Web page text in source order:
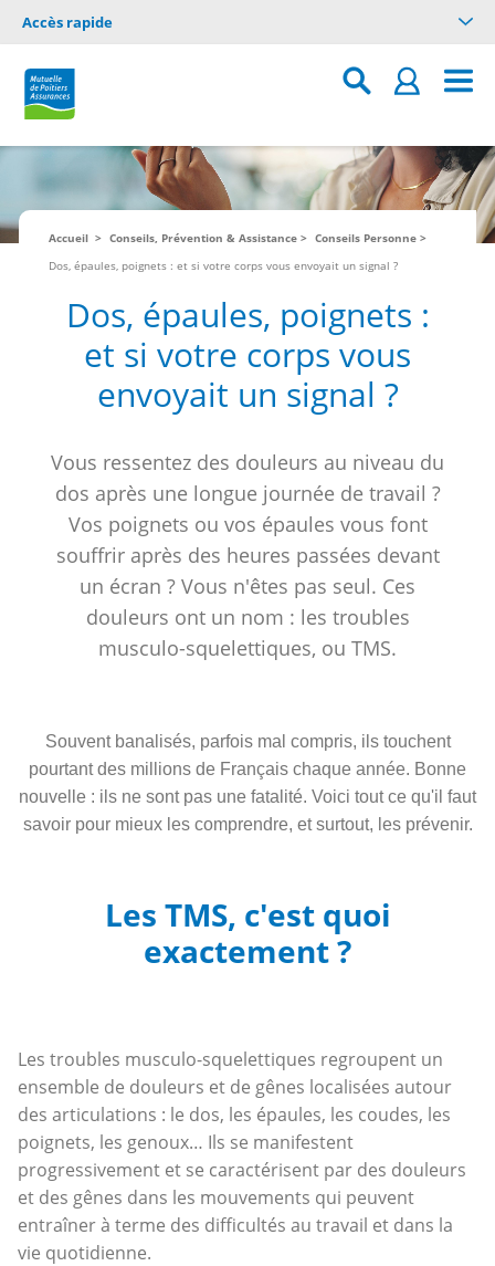
Accès rapide
Accueil Conseils, Prévention & Assistance
Conseils Personne
Dos, épaules, poignets : et si votre corps vous envoyait un signal ?
Dos, épaules, poignets :
et si votre corps vous
envoyait un signal ?
Vous ressentez des douleurs au niveau du
dos après une longue journée de travail ?
Vos poignets ou vos épaules vous font
souffrir après des heures passées devant
un écran ? Vous n'êtes pas seul. Ces
douleurs ont un nom : les troubles
musculo-squelettiques, ou TMS.
Souvent banalisés, parfois mal compris, ils touchent
pourtant des millions de Français chaque année. Bonne
nouvelle : ils ne sont pas une fatalité. Voici tout ce qu'il faut
savoir pour mieux les comprendre, et surtout, les prévenir.
Les TMS, c'est quoi
exactement ?
Les troubles musculo-squelettiques regroupent un
ensemble de douleurs et de gênes localisées autour
des articulations : le dos, les épaules, les coudes, les
poignets, les genoux… Ils se manifestent
progressivement et se caractérisent par des douleurs
et des gênes dans les mouvements qui peuvent
entraîner à terme des difficultés au travail et dans la
vie quotidienne.